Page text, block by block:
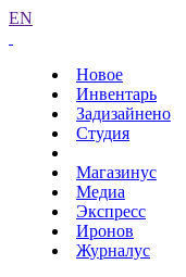
EN
Новое
Инвентарь
Задизайнено
Студия
Магазинус
Медиа
Экспресс
Иронов
Журналус